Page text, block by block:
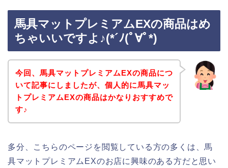
馬具マットプレミアムEXの商品はめ
ちゃいいですよ♪(*´ﾉ(ﾟ∀ﾟ*)
今回、馬具マットプレミアムEXの商品につ
いて記事にしましたが、個人的に馬具マッ
トプレミアムEXの商品はかなりおすすめで
す♪
多分、こちらのページを閲覧している方の多くは、馬
具マットプレミアムEXのお店に興味のある方だと思い